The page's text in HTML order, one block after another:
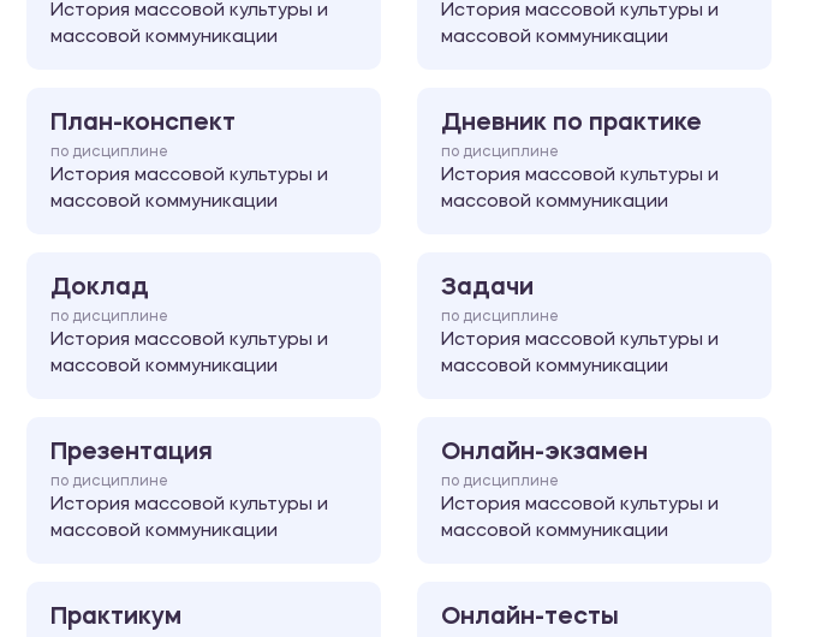
История массовой культуры и
массовой коммуникации
История массовой культуры и
массовой коммуникации
План-конспект
по дисциплине
История массовой культуры и
массовой коммуникации
Дневник по практике
по дисциплине
История массовой культуры и
массовой коммуникации
Доклад
по дисциплине
История массовой культуры и
массовой коммуникации
Задачи
по дисциплине
История массовой культуры и
массовой коммуникации
Презентация
по дисциплине
История массовой культуры и
массовой коммуникации
Онлайн-экзамен
по дисциплине
История массовой культуры и
массовой коммуникации
Практикум Онлайн-тесты